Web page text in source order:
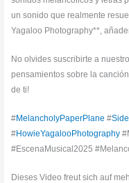
un sonido que realmente
Yagaloo Photography**,
No olvides suscribirte a
pensamientos sobre la
de ti!
#MelancholyPaperPlane #
#HowieYagalooPhotography
#EscenaMusical2025
Dieses Video freut sich auf